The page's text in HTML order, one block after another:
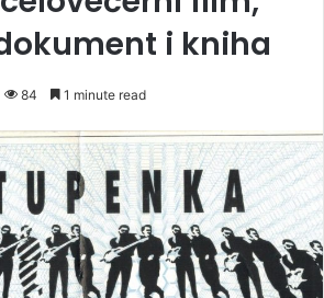
i kniha
84 1 minute read